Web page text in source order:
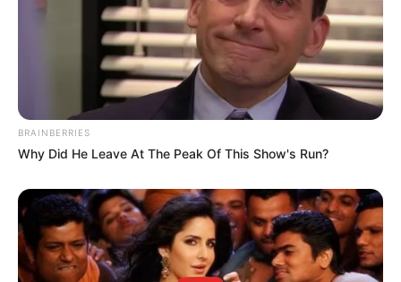
This Woman Chose To Live Like A Horse
BRAINBERRIES
BRAINBERRIES
Why Did He Leave At The Peak Of This Show's Run?